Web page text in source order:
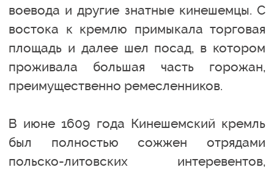
воевода и другие знатные кинешемцы. С
востока к кремлю примыкала торговая
площадь и далее шел посад, в котором
проживала большая часть горожан,
преимущественно ремесленников.
В июне 1609 года Кинешемский кремль
был полностью сожжен отрядами
польско-литовских интеревентов,